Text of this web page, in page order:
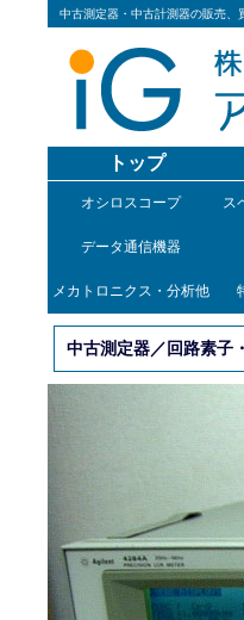
中古測定器・中古計測器の販売、
トップ
オシロスコープ ス
データ通信機器
メカトロニクス・分析他
中古測定器／回路素子